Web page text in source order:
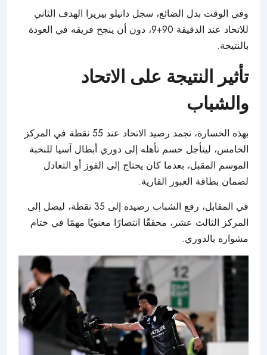
وفي الوقت بدل الضائع، سجل دانيلو بيريرا الهدف الثاني
للاتحاد عند الدقيقة 90+9، دون أن ينجح فريقه في العودة
بالنتيجة.
تأثير النتيجة على الاتحاد
والشباب
بهذه الخسارة، تجمد رصيد الاتحاد
عند 55 نقطة في المركز
الخامس، ليتأجل حسم تأهله إلىدوري أبطال آسيا للنخبة
الموسم المقبل، بعدما كان يحتاج إلى الفوز أو التعادل
لضمان بطاقة العبور القارية.
في المقابل، رفع الشباب رصيده إلى 35 نقطة، ليصل إلى
المركز الثالث عشر، محققًا انتصارًا معنويًا مهمًا في ختام
مشواره بالدوري.